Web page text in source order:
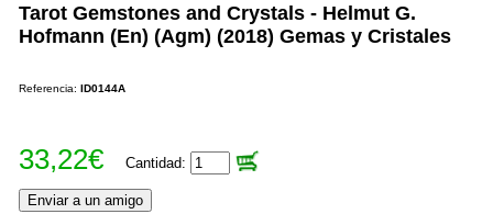
Tarot Gemstones and Crystals - Helmut G.
Hofmann (En) (Agm) (2018) Gemas y Cristales
Referencia:ID0144A
33,22€ Cantidad: